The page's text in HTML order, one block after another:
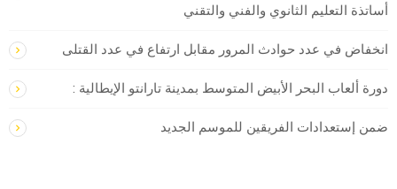
أساتذة التعليم الثانوي والفني والتقني
انخفاض في عدد حوادث المرور مقابل ارتفاع في عدد القتلى
دورة ألعاب البحر الأبيض المتوسط بمدينة تارانتو الإيطالية :
ضمن إستعدادات الفريقين للموسم الجديد